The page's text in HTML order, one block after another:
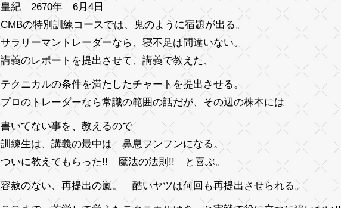
皇紀 2670年 6月4日
CMBの特別訓練コースでは、鬼のように宿題が出る。
サラリーマントレーダーなら、寝不足は間違いない。
講義のレポートを提出させて、講義で教えた、
テクニカルの条件を満たしたチャートを提出させる。
プロのトレーダーなら常識の範囲の話だが、 その辺の株本には
書いてない事を、教えるので
訓練生は、講義の最中は 鼻息フンフンになる。
ついに教えてもらった!! 魔法の法則!!
と喜ぶ。
容赦のない、再提出の嵐。 酷いヤツは何回も再提出させられる。